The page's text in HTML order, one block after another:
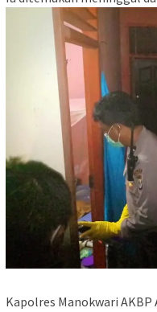
Kapolres Manokwari